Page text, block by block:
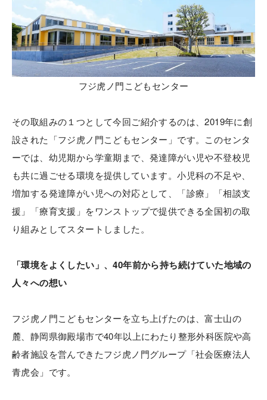
フジ虎ノ門こどもセンター
その取組みの１つとして今回ご紹介するのは、2019年に創
設された「フジ虎ノ門こどもセンター」です。このセンタ
ーでは、幼児期から学童期まで、発達障がい児や不登校児
も共に過ごせる環境を提供しています。小児科の不足や、
増加する発達障がい児への対応として、「診療」「相談支
援」「療育支援」をワンストップで提供できる全国初の取
り組みとしてスタートしました。
「環境をよくしたい」、40年前から持ち続けていた地域の
人々への想い
フジ虎ノ門こどもセンターを立ち上げたのは、富士山の
麓、静岡県御殿場市で40年以上にわたり整形外科医院や高
齢者施設を営んできたフジ虎ノ門グループ「社会医療法人
青虎会」です。